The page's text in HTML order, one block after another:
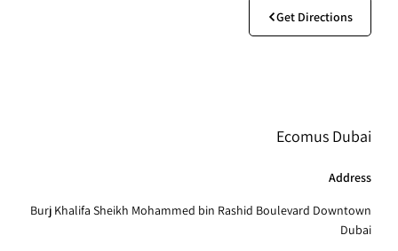
Get Directions
Ecomus Dubai
Address
Burj Khalifa Sheikh Mohammed bin Rashid Boulevard Downtown
Dubai